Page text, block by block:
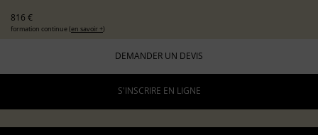
816 €
formation continue (en savoir +)
DEMANDER UN DEVIS
S'INSCRIRE EN LIGNE